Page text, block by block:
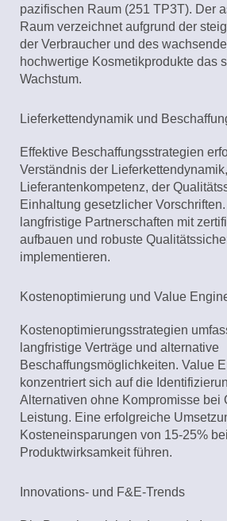
pazifischen Raum (251 TP3T). Der
Raum verzeichnet aufgrund der
der Verbraucher und des
hochwertige Kosmetikprodukte das
Wachstum.
Lieferkettendynamik und
Effektive Beschaffungsstrategien
Verständnis der
Lieferantenkompetenz, der
Einhaltung gesetzlicher
langfristige Partnerschaften mit
aufbauen und robuste
implementieren.
Kostenoptimierung und Value
Kostenoptimierungsstrategien
langfristige Verträge und alternative
Beschaffungsmöglichkeiten. Value
konzentriert sich auf die
Alternativen ohne Kompromisse bei
Leistung. Eine erfolgreiche
Kosteneinsparungen von 15-25%
Produktwirksamkeit führen.
Innovations- und F&E-Trends